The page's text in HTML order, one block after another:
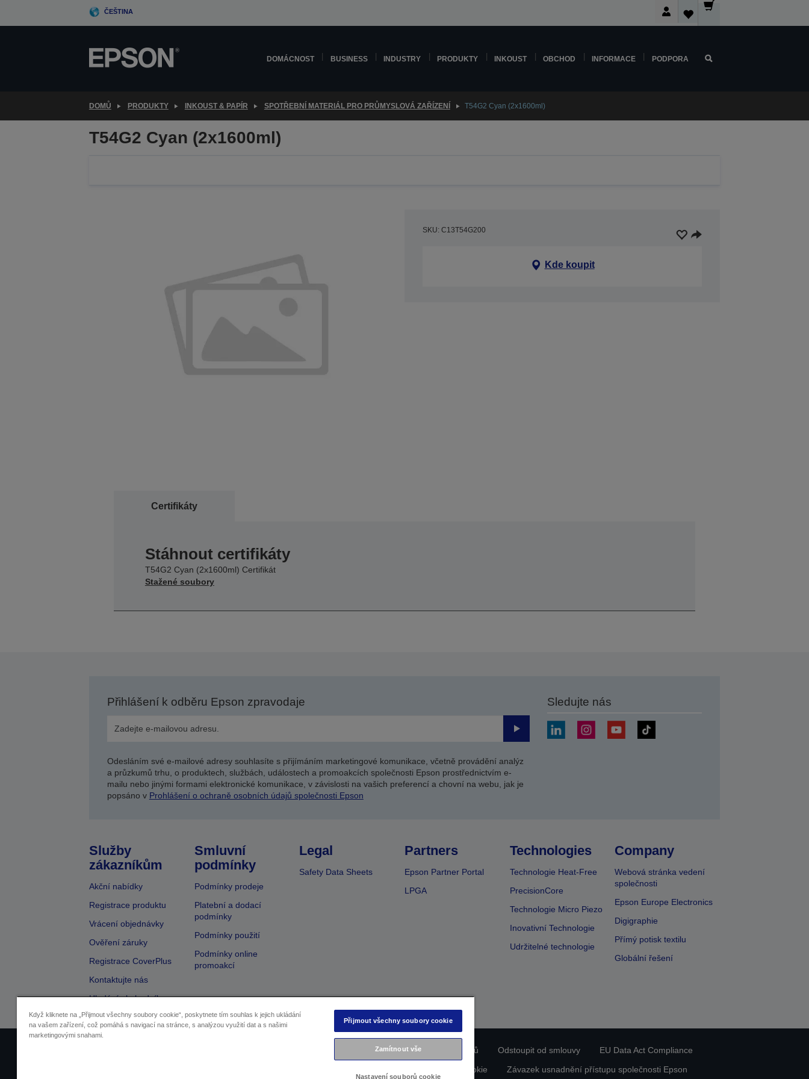
ČEŠTINA
DOMÁCNOST BUSINESS INDUSTRY PRODUKTY INKOUST OBCHOD INFORMACE PODPORA
DOMŮ PRODUKTY INKOUST & PAPÍR SPOTŘEBNÍ MATERIÁL PRO PRŮMYSLOVÁ ZAŘÍZENÍ T54G2 Cyan (2x1600ml)
T54G2 Cyan (2x1600ml)
SKU: C13T54G200
Kde koupit
Certifikáty
Stáhnout certifikáty
T54G2 Cyan (2x1600ml) Certifikát
Stažené soubory
Přihlášení k odběru Epson zpravodaje
Odeslat
Odesláním své e-mailové adresy souhlasíte s přijímáním marketingové komunikace, včetně provádění analýz
a průzkumů trhu, o produktech, službách, událostech a promoakcích společnosti Epson prostřednictvím e-
mailu nebo jinými formami elektronické komunikace, v závislosti na vašich preferencí a chovní na webu, jak je
popsáno v Prohlášení o ochraně osobních údajů společnosti Epson
Sledujte nás
Služby
zákazníkům
Akční nabídky
Registrace produktu
Vrácení objednávky
Ověření záruky
Registrace CoverPlus
Kontaktujte nás
Hledání obchodníka
Smluvní
podmínky
Podmínky prodeje
Platební a dodací
podmínky
Podmínky použití
Podmínky online
promoakcí
Legal
Safety Data Sheets
Partners
Epson Partner Portal
LPGA
Technologies
Technologie Heat-Free
PrecisionCore
Technologie Micro Piezo
Inovativní Technologie
Udržitelné technologie
Company
Webová stránka vedení
společnosti
Epson Europe Electronics
Digigraphie
Přímý potisk textilu
Globální řešení
Prohlášení o ochraně osobních údajů Odstoupit od smlouvy
EU Data Act Compliance
Informace o souborech cookie Závazek usnadnění přístupu společnosti Epson
Když kliknete na „Přijmout všechny soubory cookie“, poskytnete tím souhlas k jejich ukládání
na vašem zařízení, což pomáhá s navigací na stránce, s analýzou využití dat a s našimi
marketingovými snahami.
Přijmout všechny soubory cookie
Zamítnout vše
Nastavení souborů cookie